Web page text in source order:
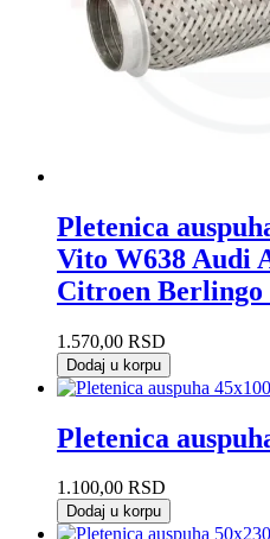
Pletenica
Vito W638 Audi
Citroen Berlingo
1.570,00 RSD
Dodaj u korpu
Pletenica
1.100,00 RSD
Dodaj u korpu